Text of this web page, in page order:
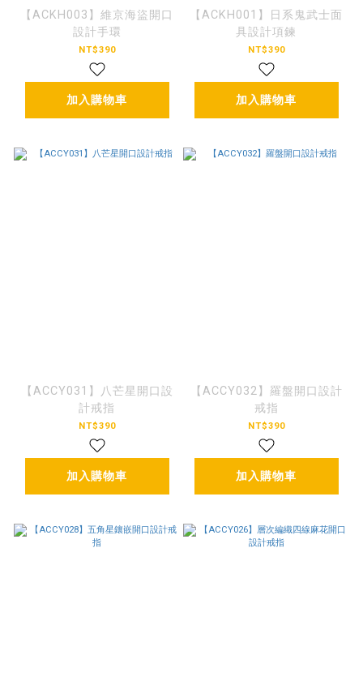
【ACKH003】維京海盜開口
設計手環
NT$390
加入購物車
【ACKH001】日系鬼武士面
具設計項鍊
NT$390
加入購物車
【ACCY031】八芒星開口設
計戒指
NT$390
加入購物車
【ACCY032】羅盤開口設計
戒指
NT$390
加入購物車